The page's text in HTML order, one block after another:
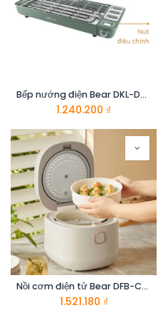
Bếp nướng điện Bear DKL-D20M2
1.240.200 ₫
Nồi cơm điện tử Bear DFB-C30D1
1.521.180 ₫